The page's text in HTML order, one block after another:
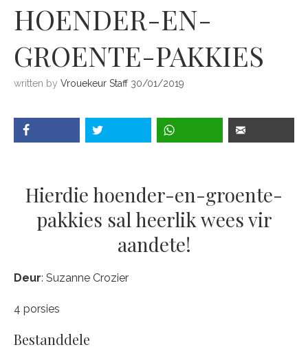
HOENDER-EN-
GROENTE-PAKKIES
written by Vrouekeur Staff 30/01/2019
Hierdie hoender-en-groente-
pakkies sal heerlik wees vir
aandete!
Deur: Suzanne Crozier
4 porsies
Bestanddele